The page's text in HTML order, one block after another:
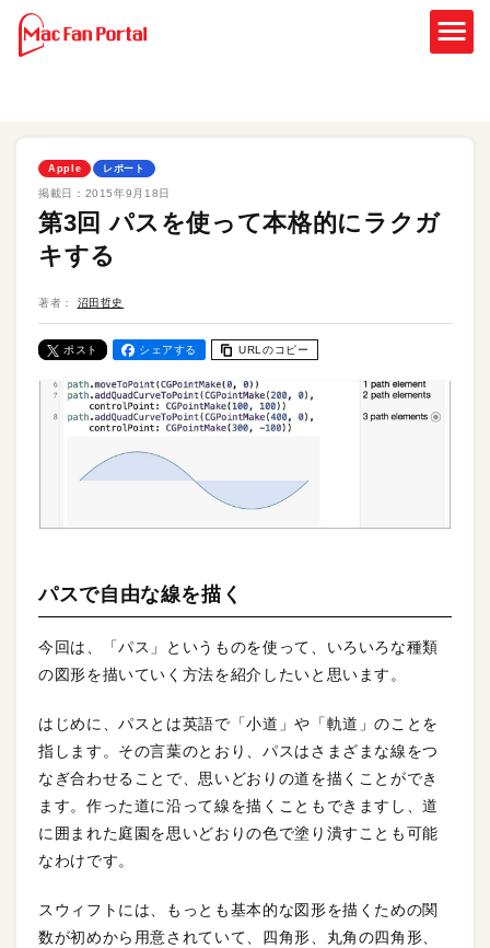
Apple レポート
掲載日： 2015年9月18日
第3回 パスを使って本格的にラクガ
キする
著者： 沼田哲史
ポスト シェアする URLのコピー
パスで自由な線を描く
今回は、「パス」というものを使って、いろいろな種類
の図形を描いていく方法を紹介したいと思います。
はじめに、パスとは英語で「小道」や「軌道」のことを
指します。その言葉のとおり、パスはさまざまな線をつ
なぎ合わせることで、思いどおりの道を描くことができ
ます。作った道に沿って線を描くこともできますし、道
に囲まれた庭園を思いどおりの色で塗り潰すことも可能
なわけです。
スウィフトには、もっとも基本的な図形を描くための関
数が初めから用意されていて、四角形、丸角の四角形、